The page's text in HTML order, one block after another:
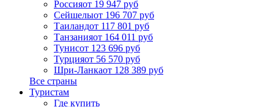
Россияот 19 947 руб
Сейшелыот 196 707 руб
Таиландот 117 801 руб
Танзанияот 164 011 руб
Тунисот 123 696 руб
Турцияот 56 570 руб
Шри-Ланкаот 128 389 руб
Все страны
Туристам
Где купить